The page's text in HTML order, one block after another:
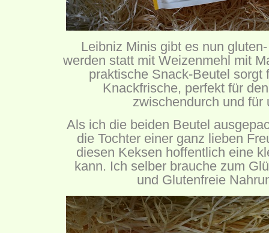
Leibniz Minis gibt es nun
werden statt mit Weizenmehl mit
praktische Snack-Beutel sorgt
Knackfrische, perfekt für
zwischendurch und für
Als ich die beiden Beutel
die Tochter einer ganz lieben
diesen Keksen hoffentlich eine
kann. Ich selber brauche zum
und Glutenfreie